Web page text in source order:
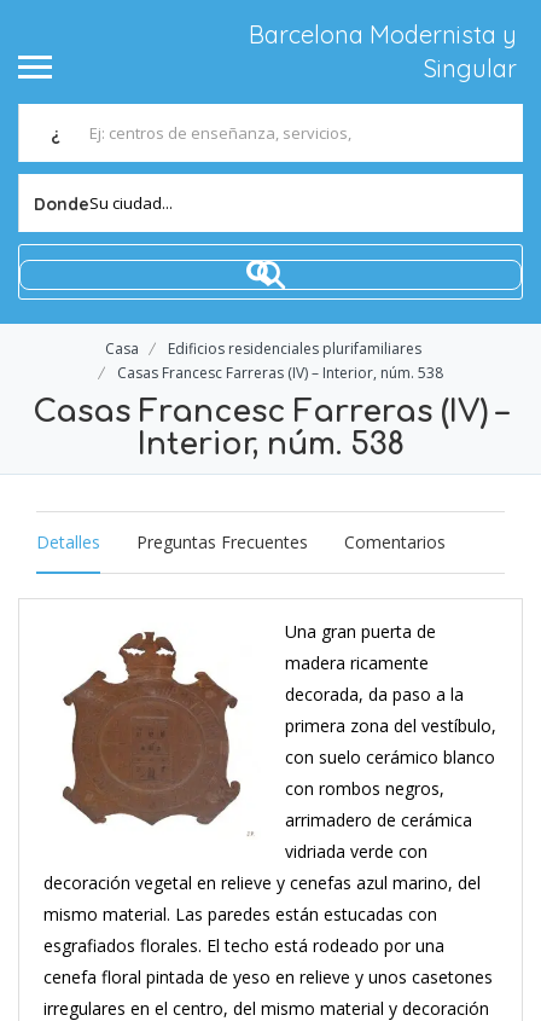
Barcelona Modernista y
Singular
¿
DondeSu ciudad...
Casa
Edificios residenciales plurifamiliares
Casas Francesc Farreras (IV) – Interior, núm. 538
Casas Francesc Farreras (IV) –
Interior, núm. 538
Detalles Preguntas Frecuentes Comentarios
Una gran puerta de
madera ricamente
decorada, da paso a la
primera zona del vestíbulo,
con suelo cerámico blanco
con rombos negros,
arrimadero de cerámica
vidriada verde con
decoración vegetal en relieve y cenefas azul marino, del
mismo material. Las paredes están estucadas con
esgrafiados florales. El techo está rodeado por una
cenefa floral pintada de yeso en relieve y unos casetones
irregulares en el centro, del mismo material y decoración